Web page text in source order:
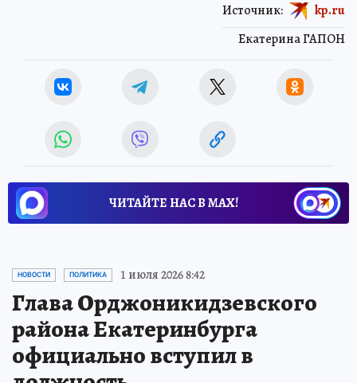
Екатерина ГАПОН
Источник: kp.ru
ЧИТАЙТЕ НАС В МАХ!
НОВОСТИ ПОЛИТИКА 1 июля 2026 8:42
Глава Орджоникидзевского
района Екатеринбурга
официально вступил в